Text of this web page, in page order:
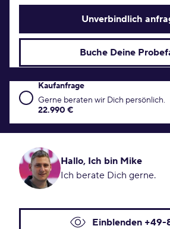
Unverbindlich
Buche Deine
Kaufanfrage Konditionen
Kaufanfrage
Gerne beraten wir Dich persönlich.
22.990 €
Hallo, Ich bin Mike
Ich berate Dich gerne.
Einblenden +49-